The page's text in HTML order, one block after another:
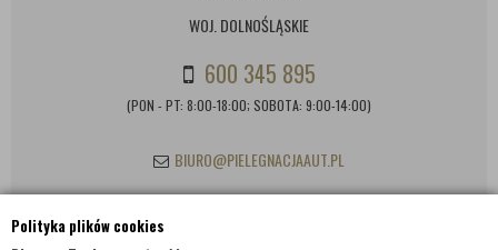
Polityka plików cookies
WOJ. DOLNOŚLĄSKIE
600 345 895
(PON - PT: 8:00-18:00; SOBOTA: 9:00-14:00)
BIURO@PIELEGNACJAAUT.PL